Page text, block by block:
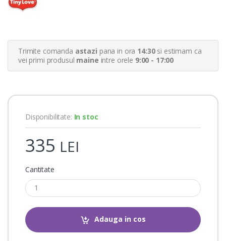
s
r
i
Trimite comanda astazi pana in ora 14:30si estimam ca
vei primi produsul maine intre orele 9:00 - 17:00
Disponibilitate: In stoc
335 LEI
Cantitate
Adauga in cos